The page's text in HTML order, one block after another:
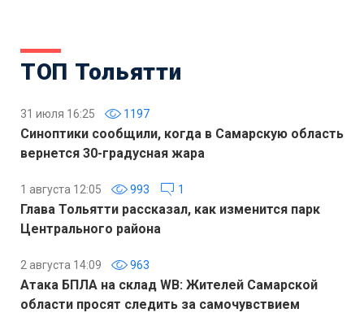
ТОП Тольятти
31 июля 16:25 1197
Синоптики сообщили, когда в Самарскую область
вернется 30-градусная жара
1 августа 12:05 993 1
Глава Тольятти рассказал, как изменится парк
Центрального района
2 августа 14:09 963
Атака БПЛА на склад WB: Жителей Самарской
области просят следить за самочувствием